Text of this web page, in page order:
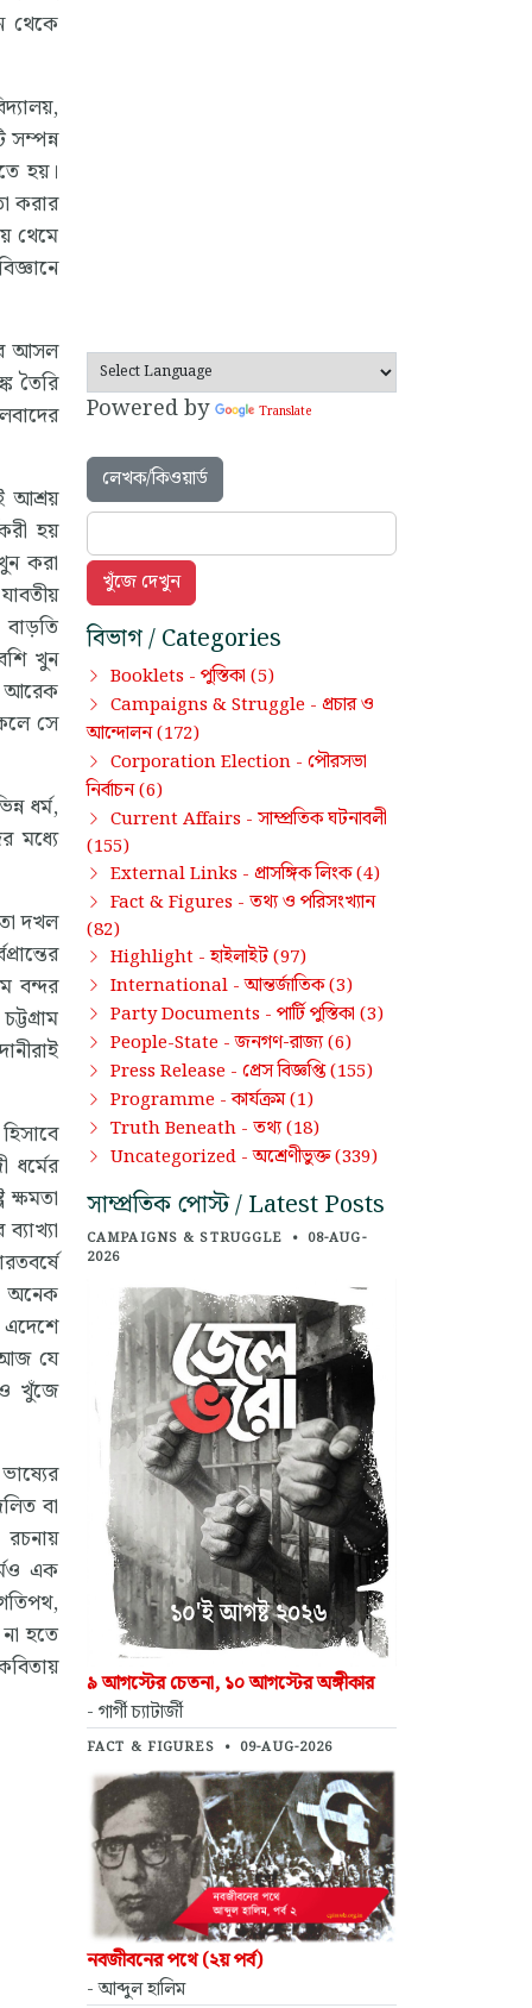
থেকে
হয়।
করার
থেমে
আসল
তৈরি
আশ্রয়
হয়
করা
খুন
আরেক
সে
ধর্ম,
মধ্যে
দখল
বন্দর
অনেক
আজ যে
খুঁজে
বা
এক
হতে
Powered by Translate
লেখক/কিওয়ার্ড
বিভাগ / Categories
Booklets - পুস্তিকা (5)
Campaigns & Struggle - প্রচার ও
আন্দোলন(172)
Corporation Election - পৌরসভা
নির্বাচন(6)
Current Affairs - সাম্প্রতিক ঘটনাবলী
(155)
External Links - প্রাসঙ্গিক লিংক(4)
Fact & Figures - তথ্য ও পরিসংখ্যান
(82)
Highlight -হাইলাইট(97)
International -আন্তর্জাতিক(3)
Party Documents - পার্টি পুস্তিকা (3)
People-State -জনগণ-রাজ্য(6)
Press Release - প্রেস বিজ্ঞপ্তি(155)
Programme -কার্যক্রম(1)
Truth Beneath - তথ্য(18)
Uncategorized -অশ্রেণীভুক্ত(339)
সাম্প্রতিক পোস্ট / Latest Posts
CAMPAIGNS & STRUGGLE • 08-AUG-
2026
৯ আগস্টের চেতনা, ১০ আগস্টের অঙ্গীকার
- গার্গী চ্যাটার্জী
FACT & FIGURES • 09-AUG-2026
নবজীবনের পথে (২য় পর্ব)
- আব্দুল হালিম